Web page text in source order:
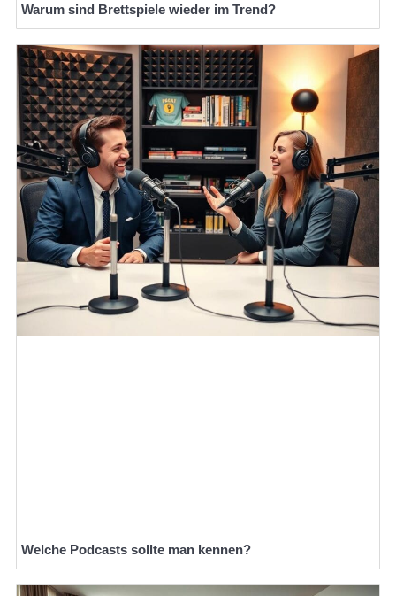
Warum sind Brettspiele wieder im Trend?
Welche Podcasts sollte man kennen?